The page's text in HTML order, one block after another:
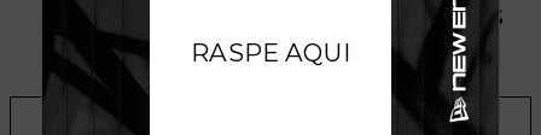
SITE, CONSULTE A DISPONIBILIDADE NAS
LOJAS
ADICIONAR A LISTA DE DESEJOS